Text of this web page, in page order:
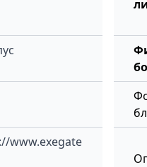
www.exegate